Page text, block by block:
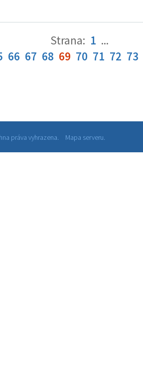
Strana: 1 ...
66 67 68 69 70 71 72 73
práva vyhrazena. Mapa serveru.